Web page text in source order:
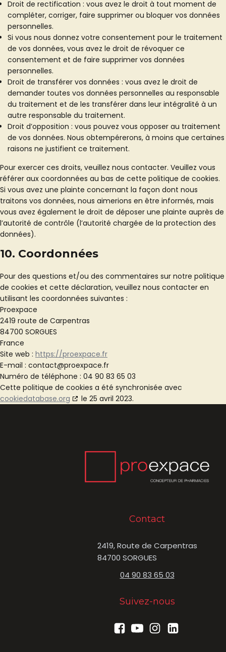
Droit de rectification : vous avez le droit à tout moment de
compléter, corriger, faire supprimer ou bloquer vos données
personnelles.
Si vous nous donnez votre consentement pour le traitement
de vos données, vous avez le droit de révoquer ce
consentement et de faire supprimer vos données
personnelles.
Droit de transférer vos données : vous avez le droit de
demander toutes vos données personnelles au responsable
du traitement et de les transférer dans leur intégralité à un
autre responsable du traitement.
Droit d’opposition : vous pouvez vous opposer au traitement
de vos données. Nous obtempérerons, à moins que certaines
raisons ne justifient ce traitement.
Pour exercer ces droits, veuillez nous contacter. Veuillez vous
référer aux coordonnées au bas de cette politique de cookies.
Si vous avez une plainte concernant la façon dont nous
traitons vos données, nous aimerions en être informés, mais
vous avez également le droit de déposer une plainte auprès de
l’autorité de contrôle (l’autorité chargée de la protection des
données).
10. Coordonnées
Pour des questions et/ou des commentaires sur notre politique
de cookies et cette déclaration, veuillez nous contacter en
utilisant les coordonnées suivantes :
Proexpace
2419 route de Carpentras
84700 SORGUES
France
Site web : https://proexpace.fr
E-mail : contact@proexpace.fr
Numéro de téléphone : 04 90 83 65 03
Cette politique de cookies a été synchronisée avec
cookiedatabase.org
le 25 avril 2023.
Contact
2419, Route de Carpentras
84700 SORGUES
04 90 83 65 03
Suivez-nous